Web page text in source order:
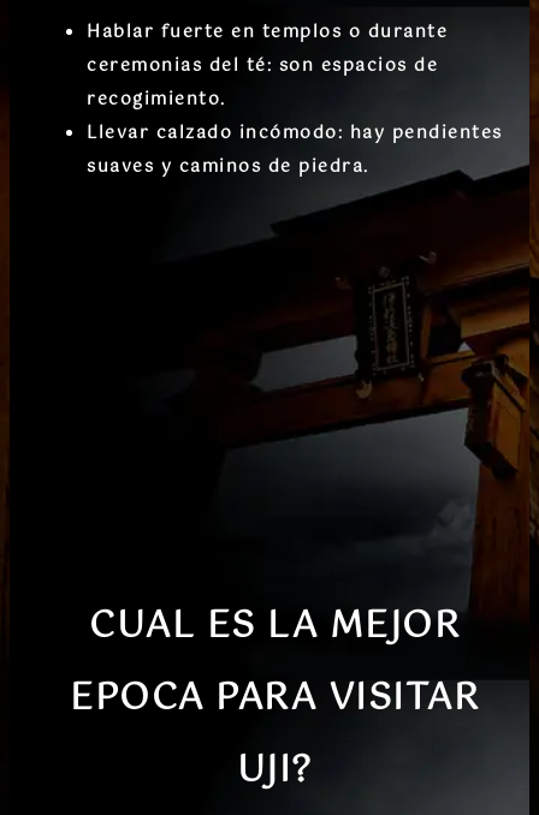
Hablar fuerte en templos o durante
ceremonias del té: son espacios de
recogimiento.
Llevar calzado incómodo: hay pendientes
suaves y caminos de piedra.
CUAL ES LA MEJOR
EPOCA PARA VISITAR
UJI?